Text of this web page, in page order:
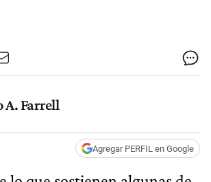
A. Farrell
Agregar PERFIL en Google